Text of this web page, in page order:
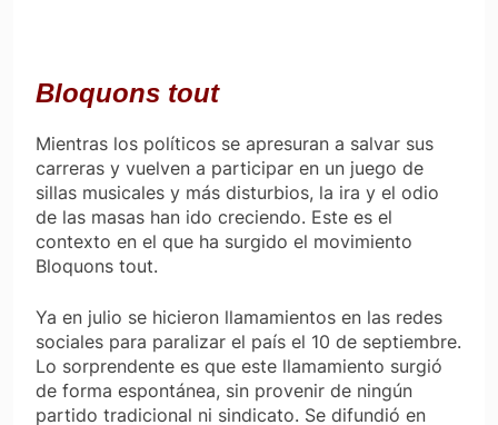
Bloquons tout
Mientras los políticos se apresuran a salvar sus
carreras y vuelven a participar en un juego de
sillas musicales y más disturbios, la ira y el odio
de las masas han ido creciendo. Este es el
contexto en el que ha surgido el movimiento
Bloquons tout.
Ya en julio se hicieron llamamientos en las redes
sociales para paralizar el país el 10 de septiembre.
Lo sorprendente es que este llamamiento surgió
de forma espontánea, sin provenir de ningún
partido tradicional ni sindicato. Se difundió en